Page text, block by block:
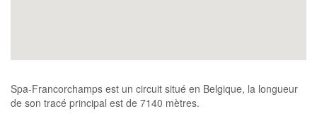
Spa-Francorchamps est un circuit situé en Belgique, la longueur
de son tracé principal est de 7140 mètres.